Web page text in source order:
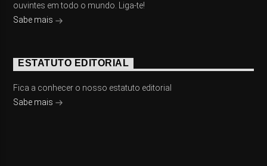
ouvintes em todo o mundo. Liga-te!
Sabe mais
ESTATUTO EDITORIAL
Fica a conhecer o nosso estatuto editorial
Sabe mais